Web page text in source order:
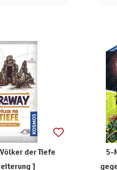
Völker der Tiefe
]
5-